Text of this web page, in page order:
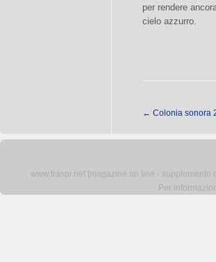
per rendere
cielo azzurro.
← Colonia sonora
www.traspi.net [magazine on line - supplemento
Per